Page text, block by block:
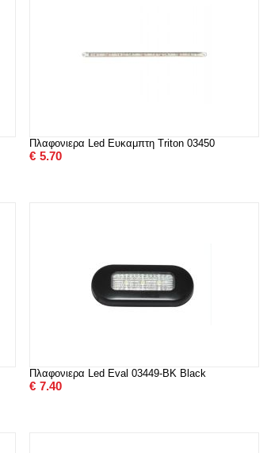
Πλαφονιερα Led Ευκαμπτη Triton 03450
€ 5.70
Πλαφονιερα Led Eval 03449-BK Black
€ 7.40